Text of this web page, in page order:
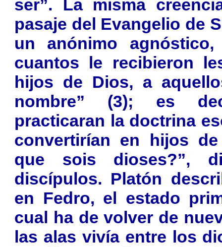
ser”. La misma
pasaje del Evangelio de
un anónimo
cuantos le recibieron
hijos de Dios, a
nombre” (3); es
practicaran la doctrina
convertirían en hijos
que sois dioses?”,
discípulos. Platón
en Fedro, el estado
cual ha de volver de
las alas vivía entre los